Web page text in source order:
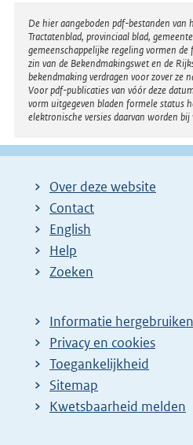
Disclaimer
De hier aangeboden pdf-bestanden van
Tractatenblad, provinciaal blad,
gemeenschappelijke regeling vormen
zin van de Bekendmakingswet en de
bekendmaking verdragen voor zover ze
Voor pdf-publicaties van vóór deze
vorm uitgegeven bladen formele status
elektronische versies daarvan worden
Over deze website
Contact
English
Help
Zoeken
Informatie hergebruiken
Privacy en cookies
Toegankelijkheid
Sitemap
E
Kwetsbaarheid melden